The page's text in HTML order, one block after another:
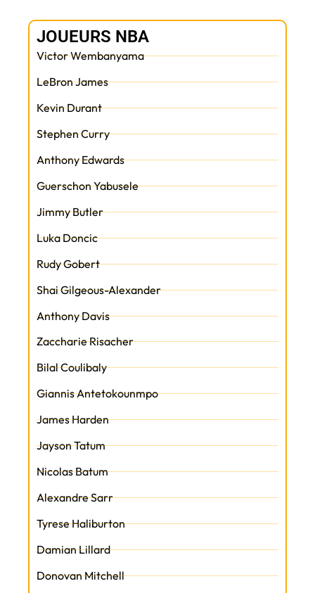
JOUEURS NBA
Victor Wembanyama
LeBron James
Kevin Durant
Stephen Curry
Anthony Edwards
Guerschon Yabusele
Jimmy Butler
Luka Doncic
Rudy Gobert
Shai Gilgeous-Alexander
Anthony Davis
Zaccharie Risacher
Bilal Coulibaly
Giannis Antetokounmpo
James Harden
Jayson Tatum
Nicolas Batum
Alexandre Sarr
Tyrese Haliburton
Damian Lillard
Donovan Mitchell